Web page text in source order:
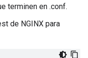
terminen en .conf.
de NGINX para